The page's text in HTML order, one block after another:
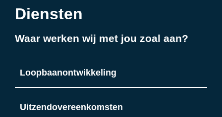
Diensten
Waar werken wij met jou zoal aan?
Loopbaanontwikkeling
Uitzendovereenkomsten